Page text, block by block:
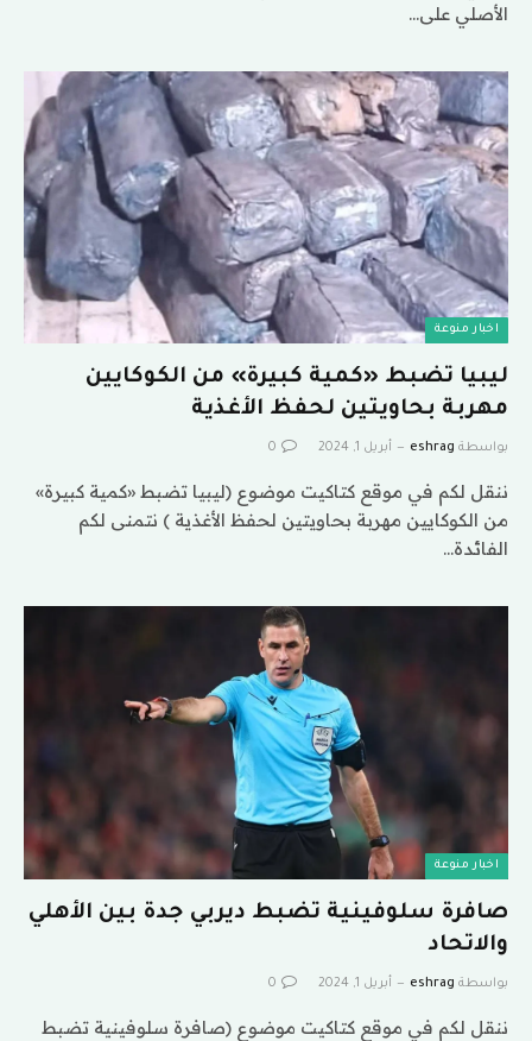
الأصلي على…
اخبار منوعة
ليبيا تضبط «كمية كبيرة» من الكوكايين
مهربة بحاويتين لحفظ الأغذية
بواسطة eshrag أبريل 1, 2024 0
ننقل لكم في موقع كتاكيت موضوع (ليبيا تضبط «كمية كبيرة»
من الكوكايين مهربة بحاويتين لحفظ الأغذية ) نتمنى لكم
الفائدة…
اخبار منوعة
صافرة سلوفينية تضبط ديربي جدة بين الأهلي
والاتحاد
بواسطة eshrag أبريل 1, 2024 0
ننقل لكم في موقع كتاكيت موضوع (صافرة سلوفينية تضبط